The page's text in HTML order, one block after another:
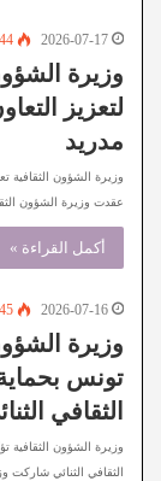
2026-07-17
44
وزيرة
لتعزيز
مدريد
وزيرة الشؤون الثقافية
عقدت وزيرة الشؤون
أكمل القراءة »
2026-07-16
45
وزيرة
تونس
الثقافي
وزيرة الشؤون الثقافية
الثقافي الثنائي شاركت